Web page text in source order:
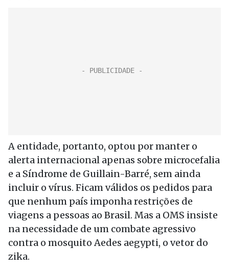
A entidade, portanto, optou por manter o
alerta internacional apenas sobre microcefalia
e a Síndrome de Guillain-Barré, sem ainda
incluir o vírus. Ficam válidos os pedidos para
que nenhum país imponha restrições de
viagens a pessoas ao Brasil. Mas a OMS insiste
na necessidade de um combate agressivo
contra o mosquito Aedes aegypti, o vetor do
zika.